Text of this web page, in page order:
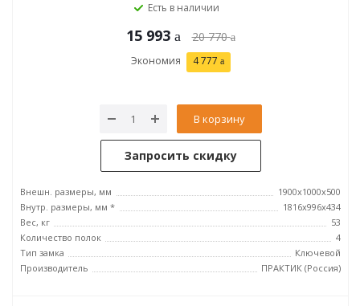
Есть в наличии
15 993 20 770
Экономия 4 777
В корзину
Запросить скидку
Внешн. размеры, мм
1900x1000x500
Внутр. размеры, мм *
1816x996x434
Вес, кг
53
Количество полок
4
Тип замка
Ключевой
Производитель
ПРАКТИК (Россия)